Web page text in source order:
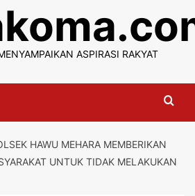
ASPIRASI RAKYAT
HAWU MEHARA MEMBERIKAN
UNTUK TIDAK MELAKUKAN